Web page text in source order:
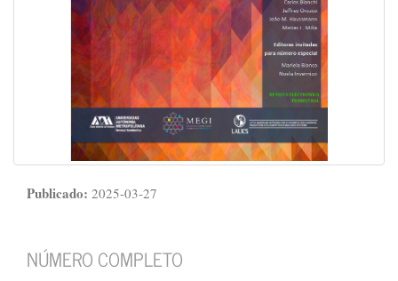
Publicado: 2025-03-27
NÚMERO COMPLETO